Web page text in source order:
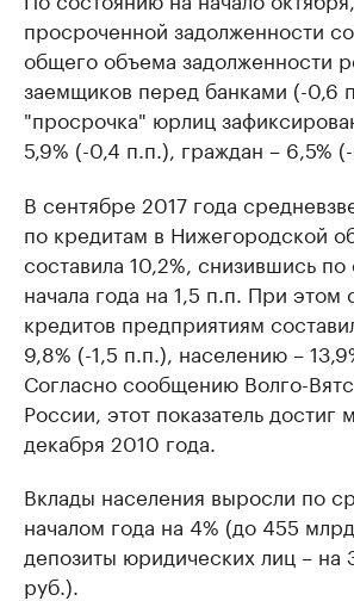
просроченной задолженности
общего объема задолженности
заемщиков перед банками (-0,6
"просрочка" юрлиц
5,9% (-0,4 п.п.), граждан – 6,5%
В сентябре 2017 года
по кредитам в Нижегородской
составила 10,2%, снизившись
начала года на 1,5 п.п. При этом
кредитов предприятиям
9,8% (-1,5 п.п.), населению –
Согласно сообщению Волго-
России, этот показатель достиг
декабря 2010 года.
Вклады населения выросли по
началом года на 4% (до 455
депозиты юридических лиц – на
руб.).